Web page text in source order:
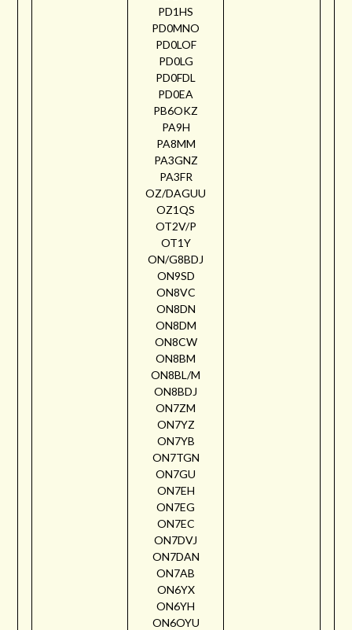
PD1HS
PD0MNO
PD0LOF
PD0LG
PD0FDL
PD0EA
PB6OKZ
PA9H
PA8MM
PA3GNZ
PA3FR
OZ/DAGUU
OZ1QS
OT2V/P
OT1Y
ON/G8BDJ
ON9SD
ON8VC
ON8DN
ON8DM
ON8CW
ON8BM
ON8BL/M
ON8BDJ
ON7ZM
ON7YZ
ON7YB
ON7TGN
ON7GU
ON7EH
ON7EG
ON7EC
ON7DVJ
ON7DAN
ON7AB
ON6YX
ON6YH
ON6OYU